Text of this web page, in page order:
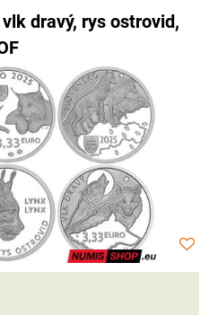
dravý, rys ostrovid,